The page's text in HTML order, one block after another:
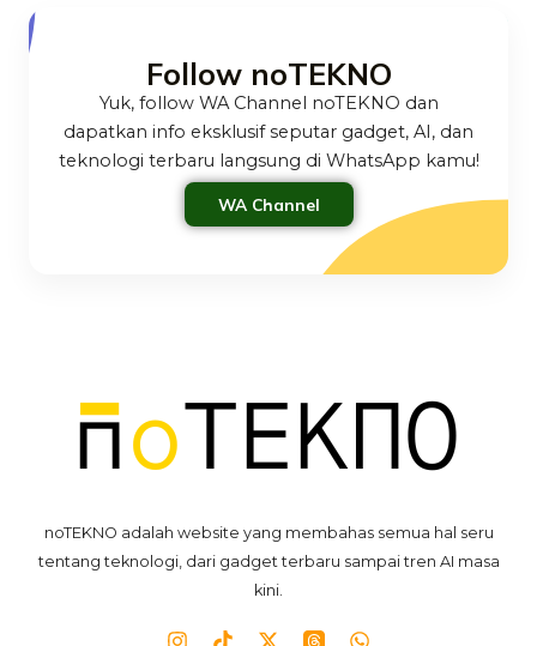
Follow noTEKNO
Yuk, follow WA Channel noTEKNO dan
dapatkan info eksklusif seputar gadget, AI, dan
teknologi terbaru langsung di WhatsApp kamu!
WA Channel
noTEKNO adalah website yang membahas semua hal seru
tentang teknologi, dari gadget terbaru sampai tren AI masa
kini.